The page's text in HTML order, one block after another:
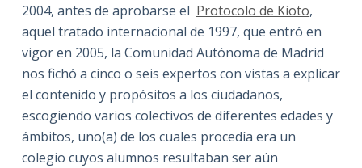
2004, antes de aprobarse el Protocolo de Kioto,
aquel tratado internacional de 1997, que entró en
vigor en 2005, la Comunidad Autónoma de Madrid
nos fichó a cinco o seis expertos con vistas a explicar
el contenido y propósitos a los ciudadanos,
escogiendo varios colectivos de diferentes edades y
ámbitos, uno(a) de los cuales procedía era un
colegio cuyos alumnos resultaban ser aún